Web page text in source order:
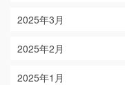
2025年3月
2025年2月
2025年1月